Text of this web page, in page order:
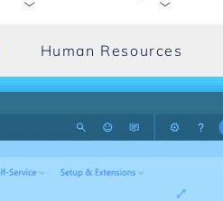
Human Resources